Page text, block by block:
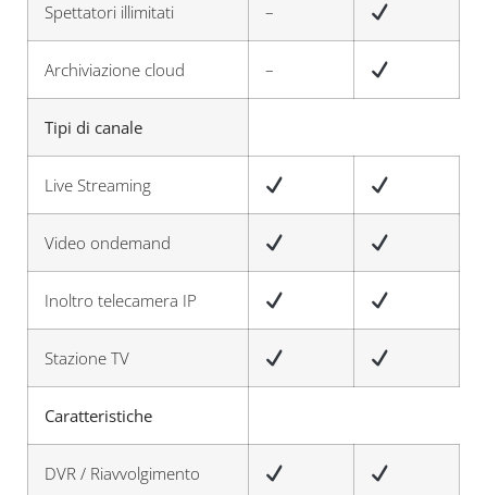
Spettatori illimitati –
Archiviazione cloud –
Tipi di canale
Live Streaming
Video ondemand
Inoltro telecamera IP
Stazione TV
Caratteristiche
DVR / Riavvolgimento